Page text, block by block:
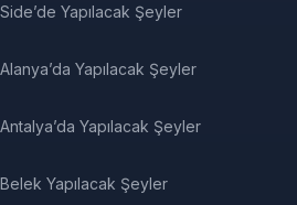
Side’de Yapılacak Şeyler
Alanya’da Yapılacak Şeyler
Antalya’da Yapılacak Şeyler
Belek Yapılacak Şeyler